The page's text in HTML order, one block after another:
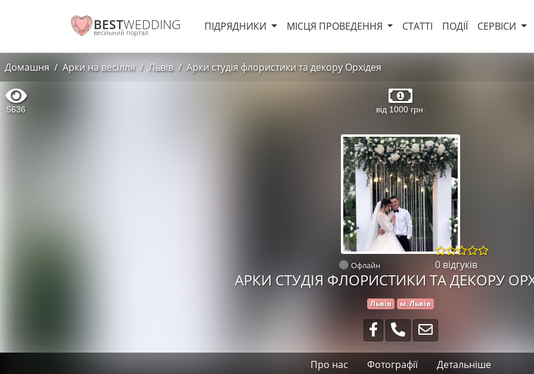
BESTWEDDING
весільний портал ПІДРЯДНИКИ МІСЦЯ ПРОВЕДЕННЯ СТАТТІ ПОДІЇ СЕРВІСИ
Домашня Арки на весілля Львів Арки студія флористики та декору Орхідея
5636 від 1000 грн.
Офлайн 0 відгуків
АРКИ СТУДІЯ ФЛОРИСТИКИ ТА ДЕКОРУ
Львів м. Львів
Про нас Фотографії Детальніше